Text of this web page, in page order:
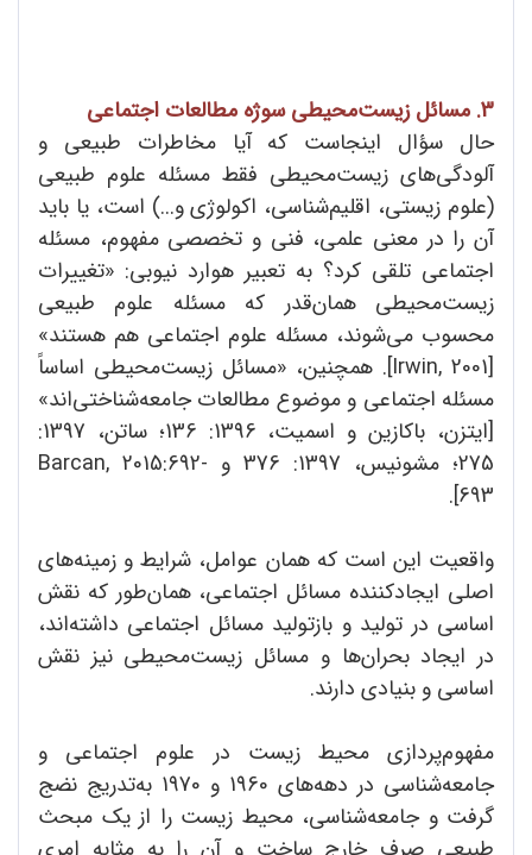
3. مسائل زیست‌محیطی سوژه مطالعات اجتماعی
حال سؤال اینجاست که آیا مخاطرات طبیعی و
آلودگی‌های زیست‌محیطی فقط مسئله علوم طبیعی
(علوم زیستی، اقلیم‌شناسی، اکولوژی و...) است، یا باید
آن را در معنی علمی، فنی و تخصصی مفهوم، مسئله
اجتماعی تلقی کرد؟ به تعبیر هوارد نیوبی: «تغییرات
زیست‌محیطی همان‌قدر که مسئله علوم طبیعی
محسوب می‌شوند، مسئله علوم اجتماعی هم هستند»
[Irwin, 2001]. همچنین، «مسائل زیست‌محیطی اساساً
مسئله اجتماعی و موضوع مطالعات جامعه‌شناختی‌اند»
[ایتزن، باکازین و اسمیت، 1396: 136؛ ساتن، 1397:
275؛ مشونیس، 1397: 376 و Barcan, 2015:692-
693].
واقعیت این است که همان عوامل، شرایط و زمینه‌های
اصلی ایجادکننده مسائل اجتماعی، همان‌طور که نقش
اساسی در تولید و بازتولید مسائل اجتماعی داشته‌اند،
در ایجاد بحران‌ها و مسائل زیست‌محیطی نیز نقش
اساسی و بنیادی دارند.
مفهوم‌پردازی محیط زیست در علوم اجتماعی و
جامعه‌شناسی در دهه‌های 1960 و 1970 به‌تدریج نضج
گرفت و جامعه‌شناسی، محیط زیست را از یک مبحث